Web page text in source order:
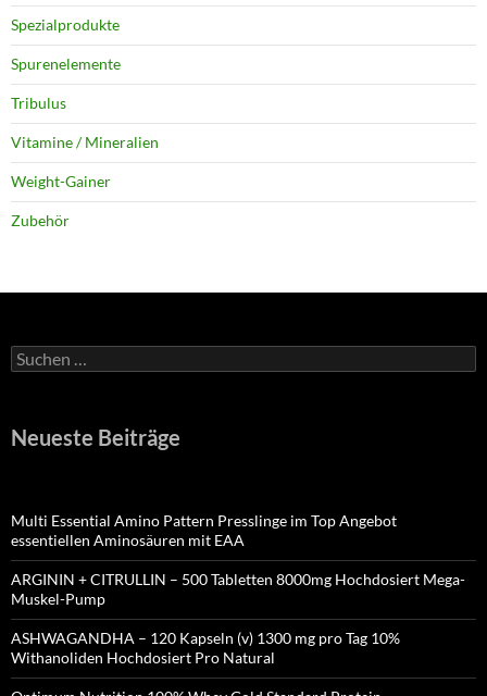
Spezialprodukte
Spurenelemente
Tribulus
Vitamine / Mineralien
Weight-Gainer
Zubehör
Suchen
nach:
Neueste Beiträge
Multi Essential Amino Pattern Presslinge im Top Angebot
essentiellen Aminosäuren mit EAA
ARGININ + CITRULLIN – 500 Tabletten 8000mg Hochdosiert Mega-
Muskel-Pump
ASHWAGANDHA – 120 Kapseln (v) 1300 mg pro Tag 10%
Withanoliden Hochdosiert Pro Natural